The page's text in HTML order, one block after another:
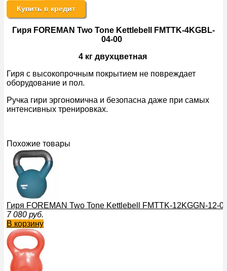
Купить в кредит
Гиря FOREMAN Two Tone Kettlebell FMTTK-4KGBL-
04-00
4 кг двухцветная
Гиря с высокопрочным покрытием не повреждает
оборудование и пол.
Ручка гири эргономична и безопасна даже при самых
интенсивных тренировках.
Похожие товары
Гиря FOREMAN Two Tone Kettlebell FMTTK-12KGGN-12-
7 080 руб.
В корзину